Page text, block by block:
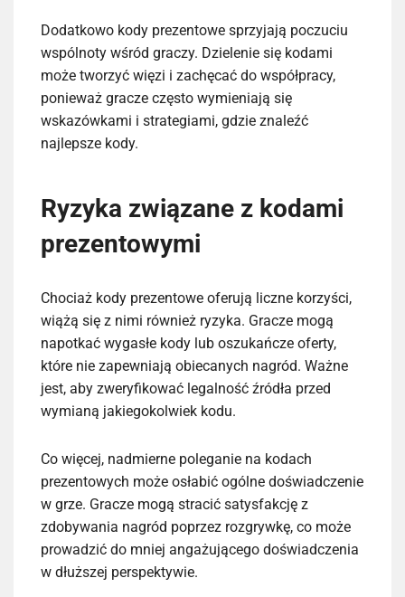
Dodatkowo kody prezentowe sprzyjają poczuciu
wspólnoty wśród graczy. Dzielenie się kodami
może tworzyć więzi i zachęcać do współpracy,
ponieważ gracze często wymieniają się
wskazówkami i strategiami, gdzie znaleźć
najlepsze kody.
Ryzyka związane z kodami
prezentowymi
Chociaż kody prezentowe oferują liczne korzyści,
wiążą się z nimi również ryzyka. Gracze mogą
napotkać wygasłe kody lub oszukańcze oferty,
które nie zapewniają obiecanych nagród. Ważne
jest, aby zweryfikować legalność źródła przed
wymianą jakiegokolwiek kodu.
Co więcej, nadmierne poleganie na kodach
prezentowych może osłabić ogólne doświadczenie
w grze. Gracze mogą stracić satysfakcję z
zdobywania nagród poprzez rozgrywkę, co może
prowadzić do mniej angażującego doświadczenia
w dłuższej perspektywie.